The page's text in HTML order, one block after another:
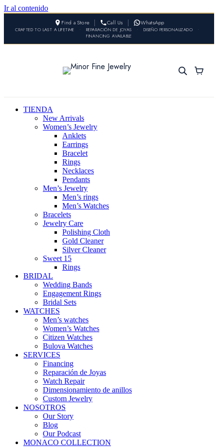
Ir al contenido
Find a Store Call Us WhatsApp
CRAFTED TO LAST A LIFETIME • REPARACIÓN DE JOYAS • DISEÑO PERSONALIZADO
•
FINANCING AVAILABLE
TIENDA
New Arrivals
Women’s Jewelry
Anklets
Earrings
Bracelet
Rings
Necklaces
Pendants
Men’s Jewelry
Men’s rings
Men’s Watches
Bracelets
Jewelry Care
Polishing Cloth
Gold Cleaner
Silver Cleaner
Sweet 15
Rings
BRIDAL
Wedding Bands
Engagement Rings
Bridal Sets
WATCHES
Men’s watches
Women’s Watches
Citizen Watches
Bulova Watches
SERVICES
Financing
Reparación de Joyas
Watch Repair
Dimensionamiento de anillos
Custom Jewelry
NOSOTROS
Our Story
Blog
Our Podcast
MONACO COLLECTION